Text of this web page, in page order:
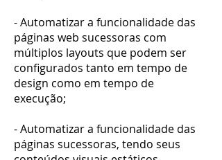
- Automatizar a funcionalidade das
páginas web sucessoras com
múltiplos layouts que podem ser
configurados tanto em tempo de
design como em tempo de
execução;
- Automatizar a funcionalidade das
páginas sucessoras, tendo seus